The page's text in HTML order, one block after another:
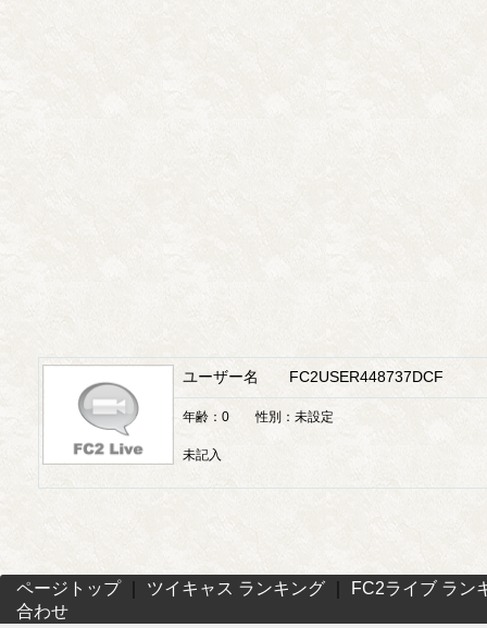
ユーザー名 FC2USER448737DCF
年齢：0 性別：未設定
未記入
ページトップ｜ ツイキャス ランキング
FC2ライブ ラン
合わせ